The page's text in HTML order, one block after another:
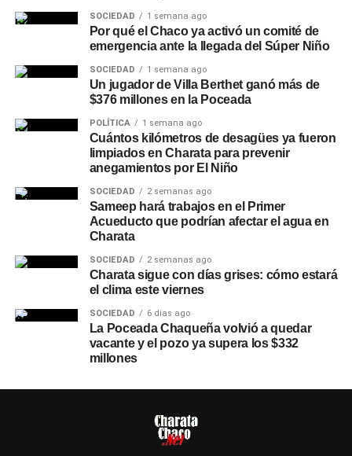
SOCIEDAD 1 semana ago
Por qué el Chaco ya activó un comité de
emergencia ante la llegada del Súper Niño
SOCIEDAD 1 semana ago
Un jugador de Villa Berthet ganó más de
$376 millones en la Poceada
POLÍTICA 1 semana ago
Cuántos kilómetros de desagües ya fueron
limpiados en Charata para prevenir
anegamientos por El Niño
SOCIEDAD 2 semanas ago
Sameep hará trabajos en el Primer
Acueducto que podrían afectar el agua en
Charata
SOCIEDAD 2 semanas ago
Charata sigue con días grises: cómo estará
el clima este viernes
SOCIEDAD 6 días ago
La Poceada Chaqueña volvió a quedar
vacante y el pozo ya supera los $332
millones